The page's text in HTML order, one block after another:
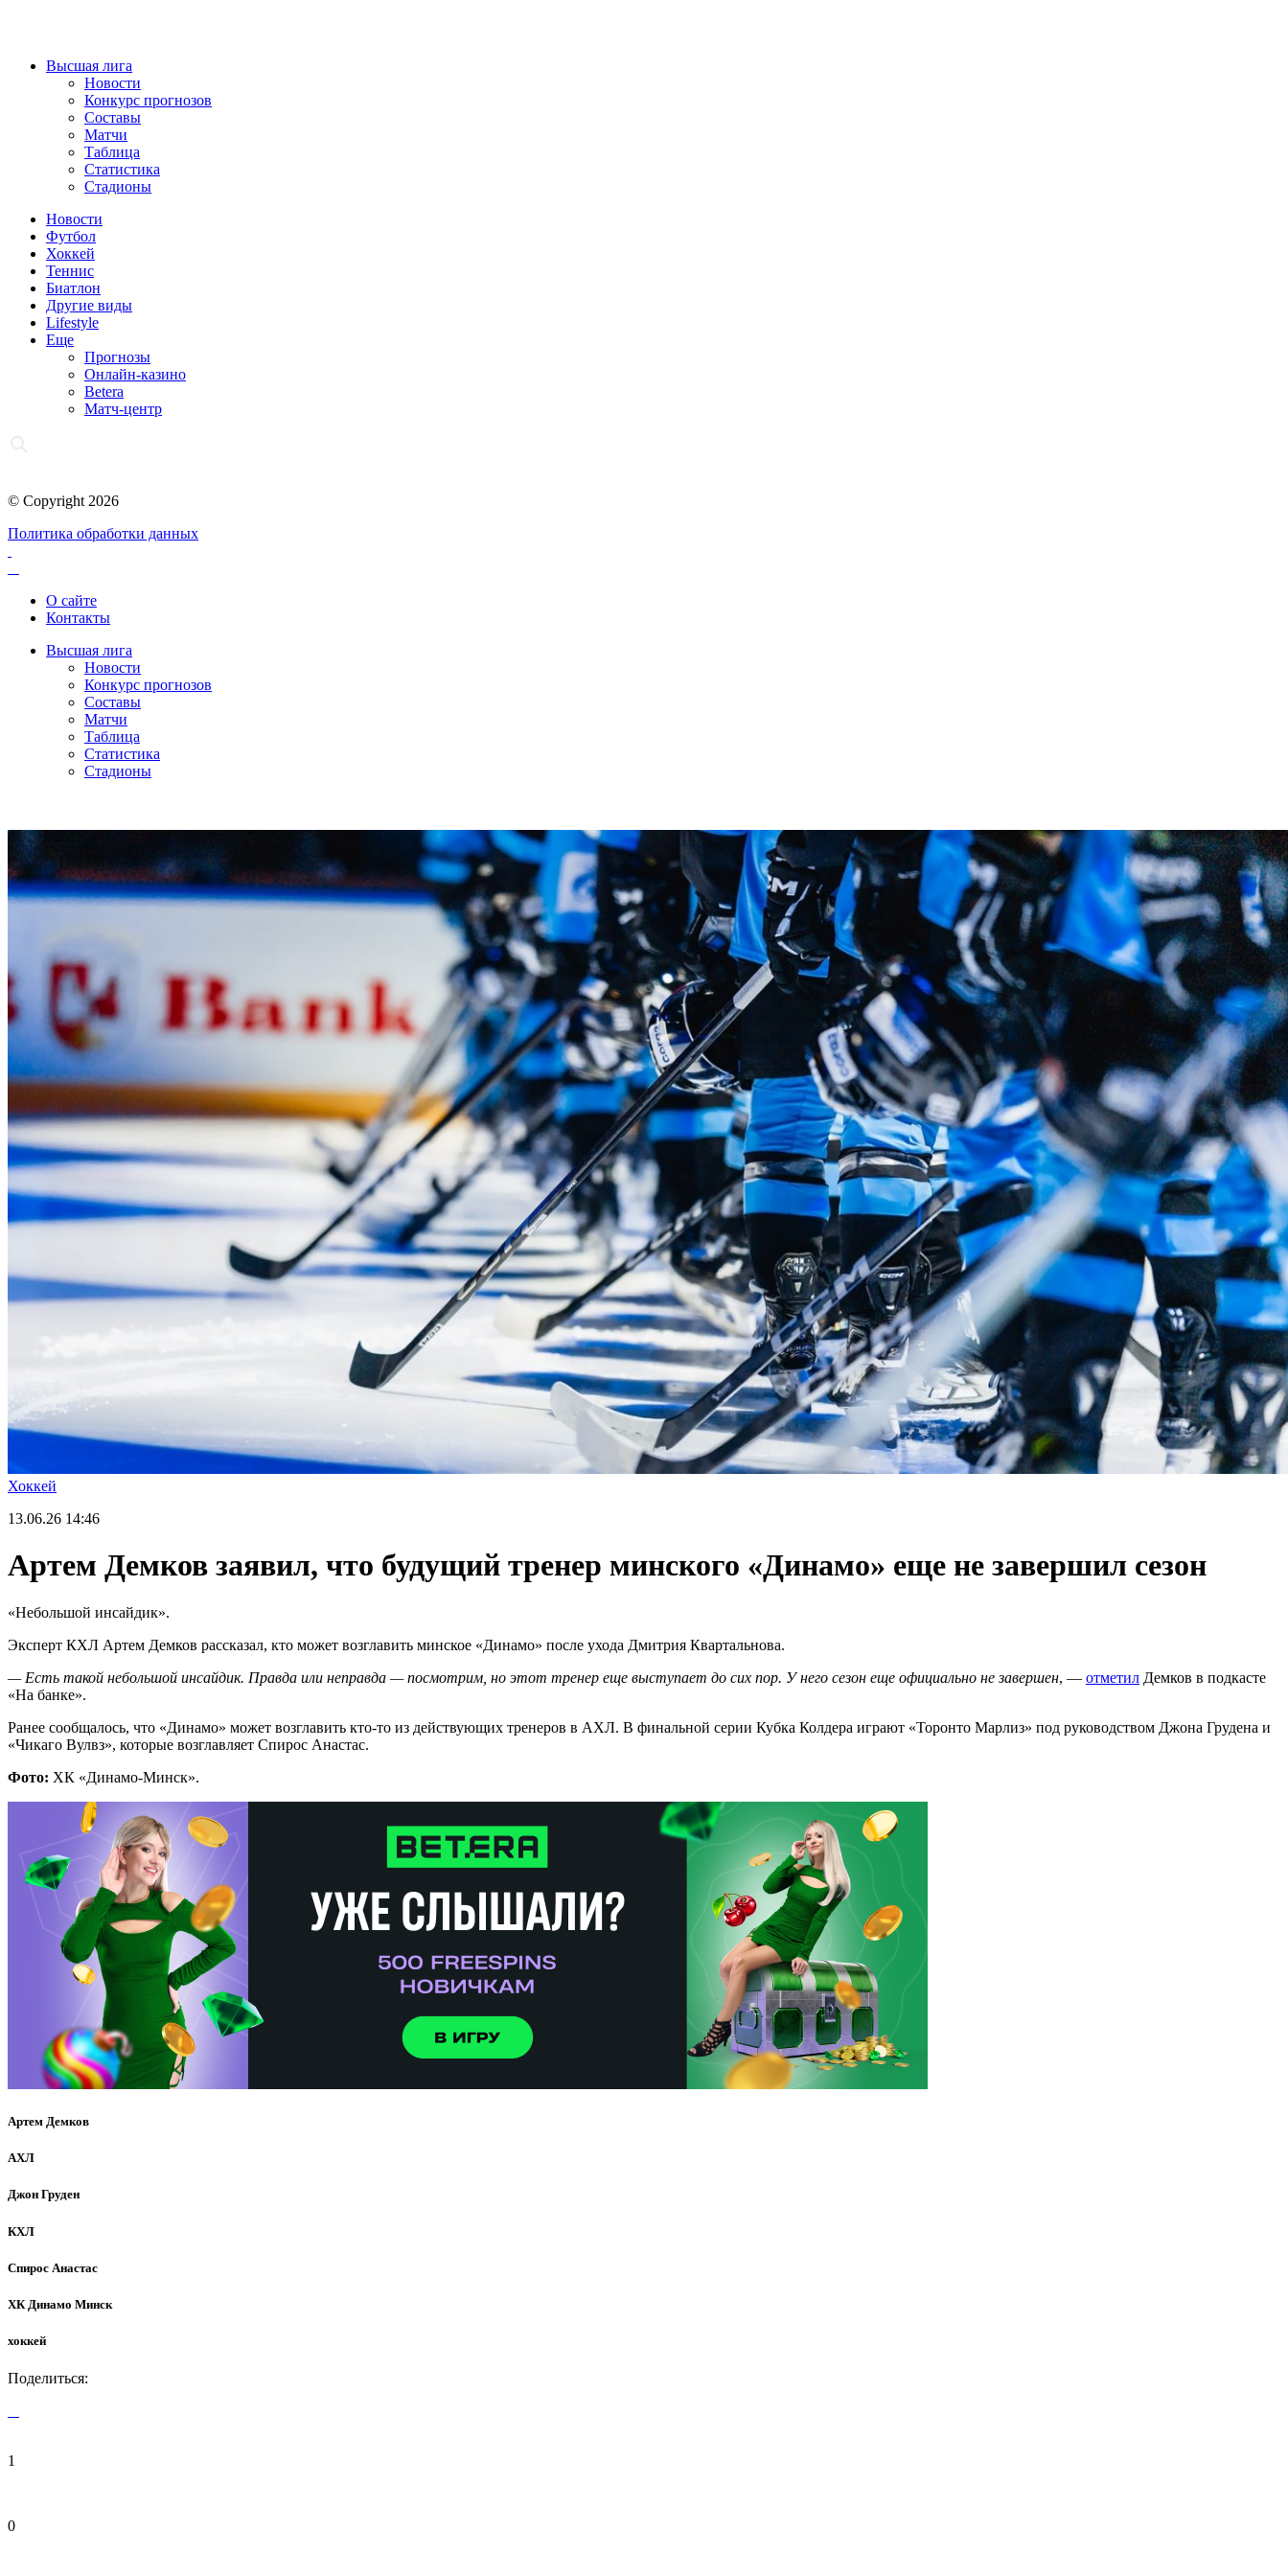
Высшая лига
Новости
Конкурс прогнозов
Составы
Матчи
Таблица
Статистика
Стадионы
Новости
Футбол
Хоккей
Теннис
Биатлон
Другие виды
Lifestyle
Еще
Прогнозы
Онлайн-казино
Betera
Матч-центр
© Copyright 2026
Политика обработки данных
О сайте
Контакты
Высшая лига
Новости
Конкурс прогнозов
Составы
Матчи
Таблица
Статистика
Стадионы
Хоккей
13.06.26 14:46
Артем Демков заявил, что будущий тренер минского «Динамо» еще не завершил сезон
«Небольшой инсайдик».
Эксперт КХЛ Артем Демков рассказал, кто может возглавить минское «Динамо» после ухода Дмитрия Квартальнова.
— Есть такой небольшой инсайдик. Правда или неправда — посмотрим, но этот тренер еще выступает до сих пор. У него сезон еще официально не завершен, — отметил Демков в подкасте
«На банке».
Ранее сообщалось, что «Динамо» может возглавить кто-то из действующих тренеров в АХЛ. В финальной серии Кубка Колдера играют «Торонто Марлиз» под руководством Джона Грудена и
«Чикаго Вулвз», которые возглавляет Спирос Анастас.
Фото: ХК «Динамо-Минск».
Артем Демков
АХЛ
Джон Груден
КХЛ
Спирос Анастас
ХК Динамо Минск
хоккей
Поделиться:
1
0